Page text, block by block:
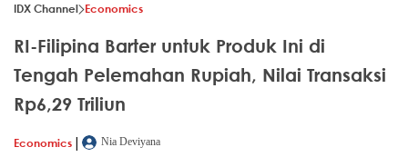
IDX Channel Economics
RI-Filipina Barter untuk Produk Ini di
Tengah Pelemahan Rupiah, Nilai Transaksi
Rp6,29 Triliun
Economics |
Nia Deviyana